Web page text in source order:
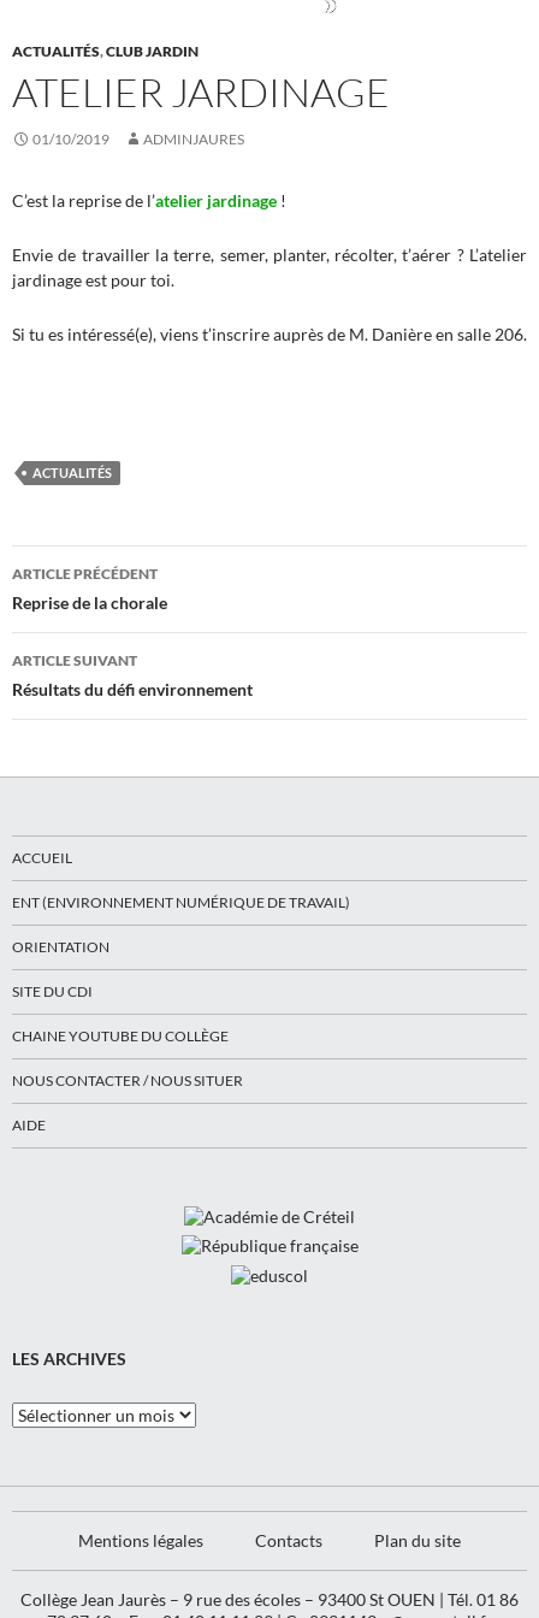
ACTUALITÉS,CLUB JARDIN
ATELIER JARDINAGE
01/10/2019 ADMINJAURES
C’est la reprise de l’atelier jardinage !
Envie de travailler la terre, semer, planter, récolter, t’aérer ? L’atelier
jardinage est pour toi.
Si tu es intéressé(e), viens t’inscrire auprès de M. Danière en salle 206.
ACTUALITÉS
Navigation
des
articles
ARTICLE PRÉCÉDENT
Reprise de la chorale
ARTICLE SUIVANT
Résultats du défi environnement
ACCUEIL
ENT (ENVIRONNEMENT NUMÉRIQUE DE TRAVAIL)
ORIENTATION
SITE DU CDI
CHAINE YOUTUBE DU COLLÈGE
NOUS CONTACTER / NOUS SITUER
AIDE
LES ARCHIVES
Les
Archives
Mentions légales Contacts Plan du site
Collège Jean Jaurès – 9 rue des écoles – 93400 St OUEN | Tél. 01 86